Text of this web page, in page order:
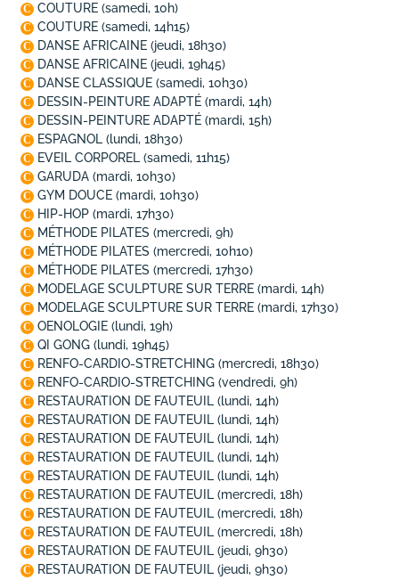
C COUTURE (samedi, 10h)
C COUTURE (samedi, 14h15)
C DANSE AFRICAINE (jeudi, 18h30)
C DANSE AFRICAINE (jeudi, 19h45)
C DANSE CLASSIQUE (samedi, 10h30)
C DESSIN-PEINTURE ADAPTÉ (mardi, 14h)
C DESSIN-PEINTURE ADAPTÉ (mardi, 15h)
C ESPAGNOL (lundi, 18h30)
C EVEIL CORPOREL (samedi, 11h15)
C GARUDA (mardi, 10h30)
C GYM DOUCE (mardi, 10h30)
C HIP-HOP (mardi, 17h30)
C MÉTHODE PILATES (mercredi, 9h)
C MÉTHODE PILATES (mercredi, 10h10)
C MÉTHODE PILATES (mercredi, 17h30)
C MODELAGE SCULPTURE SUR TERRE (mardi, 14h)
C MODELAGE SCULPTURE SUR TERRE (mardi, 17h30)
C OENOLOGIE (lundi, 19h)
C QI GONG (lundi, 19h45)
C RENFO-CARDIO-STRETCHING (mercredi, 18h30)
C RENFO-CARDIO-STRETCHING (vendredi, 9h)
C RESTAURATION DE FAUTEUIL (lundi, 14h)
C RESTAURATION DE FAUTEUIL (lundi, 14h)
C RESTAURATION DE FAUTEUIL (lundi, 14h)
C RESTAURATION DE FAUTEUIL (lundi, 14h)
C RESTAURATION DE FAUTEUIL (lundi, 14h)
C RESTAURATION DE FAUTEUIL (mercredi, 18h)
C RESTAURATION DE FAUTEUIL (mercredi, 18h)
C RESTAURATION DE FAUTEUIL (mercredi, 18h)
C RESTAURATION DE FAUTEUIL (jeudi, 9h30)
C RESTAURATION DE FAUTEUIL (jeudi, 9h30)